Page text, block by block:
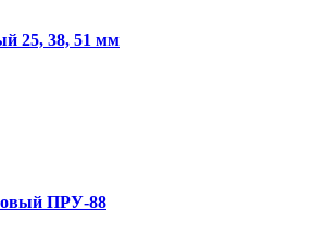
25, 38, 51 мм
ПРУ-88